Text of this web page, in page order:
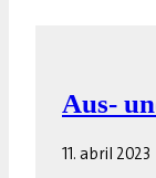
Aus-
11. abril 2023